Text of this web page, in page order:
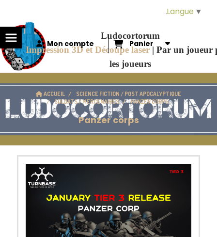
Ludocortorum
Impression 3D et Découpe laser |Par un joueur
les joueurs
Mon compte Panier
ACCUEIL
SCIENCE FICTION / POST APOCALYPTIQUE
SOLDATS / MERCENAIRES
PANZER CORPS
Panzer corps
Langue ▼